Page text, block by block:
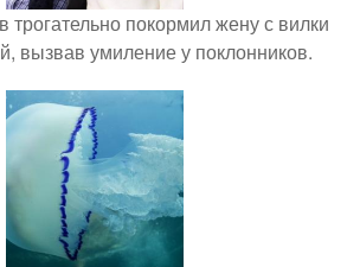
покормил жену с вилки
вызвав умиление у поклонников.